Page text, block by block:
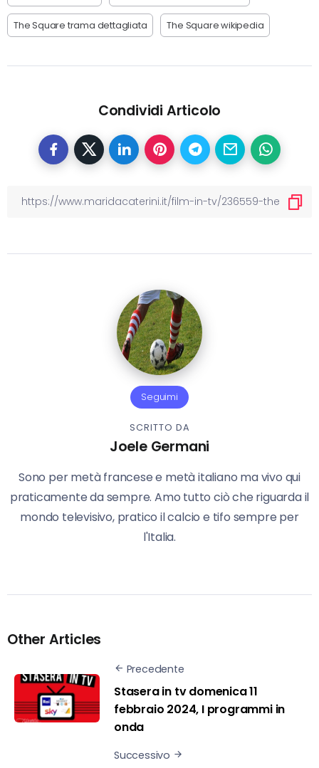
The Square trama dettagliata The Square wikipedia
Condividi Articolo
Seguimi
SCRITTO DA
Joele Germani
Sono per metà francese e metà italiano ma vivo qui
praticamente da sempre. Amo tutto ciò che riguarda il
mondo televisivo, pratico il calcio e tifo sempre per
l'Italia.
Other Articles
Precedente
Stasera in tv domenica 11
febbraio 2024, I programmi in
onda
Successivo